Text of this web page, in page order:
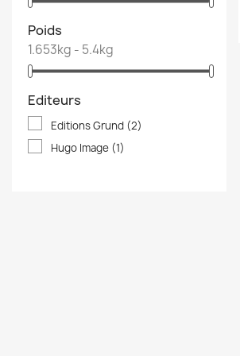
Poids
1.653kg - 5.4kg
Editeurs
Editions Grund (2)
Hugo Image (1)